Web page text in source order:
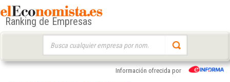
Ranking de Empresas
Información ofrecida por